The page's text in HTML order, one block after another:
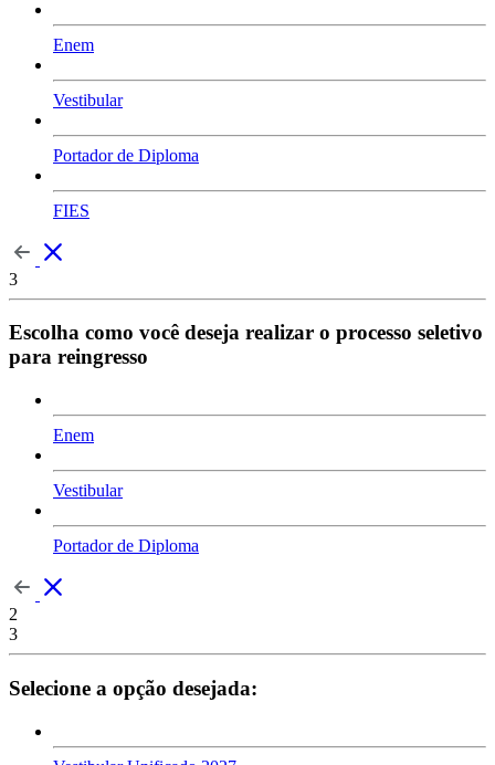
Enem
Vestibular
Portador de Diploma
FIES
3
Escolha como você deseja realizar o processo seletivo
para reingresso
Enem
Vestibular
Portador de Diploma
2
3
Selecione a opção desejada: